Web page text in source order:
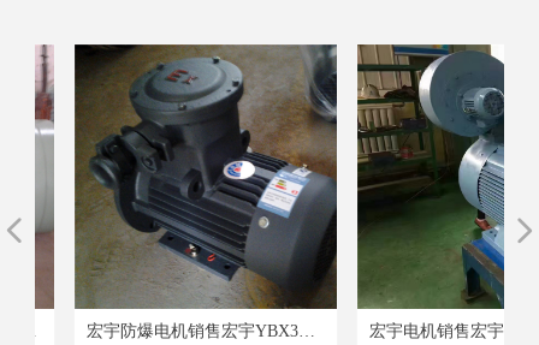
宏宇防爆电机销售宏宇YBX3系
宏宇电机销售宏宇YVF2系
넳 넲